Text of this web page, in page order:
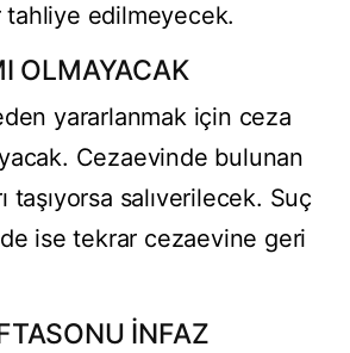
edilmeyecek.
OLMAYACAK
yararlanmak için ceza
Cezaevinde bulunan
taşıyorsa salıverilecek. Suç
ise tekrar cezaevine geri
İNFAZ